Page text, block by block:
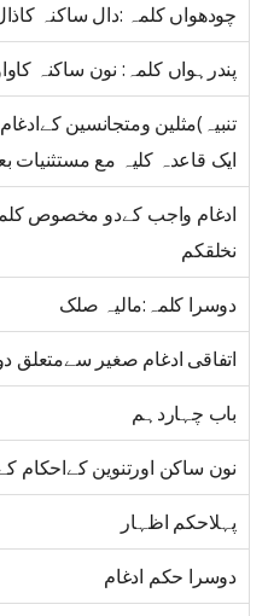
چودھواں کلمہ :دال ساکنہ
پندرہواں کلمہ: نون ساکنہ
تنبیہ)مثلین ومتجانسین
ایک قاعدہ کلیہ مع مستثنیات
ادغام واجب کےدو مخصوص
نخلقکم
دوسرا کلمہ:مالیہ صلک
اتفاقی ادغام صغیر سےمتعلق
باب چہاردہم
نون ساکن اورتنوین کےاحکام
پہلاحکم اظہار
دوسرا حکم ادغام